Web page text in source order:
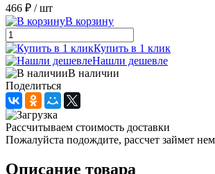
466 ₽ / шт
В корзину
Купить в 1 клик
Нашли дешевле
В наличии
Поделиться
Рассчитываем стоимость доставки
Пожалуйста подождите, рассчет займет
Описание товара